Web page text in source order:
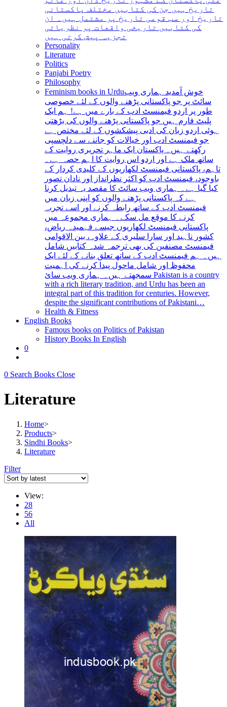
تاریخ ہیں جن کی کتابیں مختلف پاکستانی
تاریخ اور سب قومی تاریخ پر مشتمل ہیں۔ ان
کی کتابیں تاریخی واقعات پر نظریاتی
تجزیہ پیش کرتی ہیں
Personality
Literature
Politics
Panjabi Poetry
Philosophy
Feminism books in Urduخوش آمدید ہماری ویب
سائٹ پر جو پاکستانی پڑھنے والوں کے لئے خصوصی
طور پر اردو فیمنسٹ ادب کے بارے میں ہے! ہم ایک
پلیٹ فارم ہیں جو پاکستانی پڑھنے والوں کی بڑھتی
ہوئی اردو زبان کی ادبی پیشکشوں کے لئے مختص ہے
جو فیمنسٹ ادب اور خیالات کو جاننے سے دلچسپی
رکھتے ہیں۔ پاکستان ایک ماہر تحریری روایت کے
ساتھ ملک ہے اور اردو اس روایت کا اہم حصہ ہے۔
تاہم، پاکستانی فیمنسٹ لکھاریوں کے کلیدی کردار کے
باوجود، فیمنسٹ ادب کو اکثر نظرانداز اور نادان تصور
کیا گیا ہے۔ ہماری ویب سائٹ کا مقصد یہ تبدیل کرنا
ہے کہ پاکستانی پڑھنے والوں کو اپنی زبان میں
فیمنسٹ ادب کے ساتھ رابطہ کرنے اور اسے تجربہ
کرنے کا موقع مل سکے۔ ہماری مجموعہ میں
پاکستانی فیمنسٹ لکھاریوں جیسے فہمیدہ ریاض،
کشور ناہید اور سارا سلیری کے علاوہ، بین الاقوامی
فیمنسٹ مصنفین کی بھی ترجمہ شدہ کتابیں شامل
ہیں۔ ہم فیمنسٹ ادب کے ساتھ تعلق بنانے کے لئے ایک
محفوظ اور شامل ماحول پیدا کرنے کی اہمیت
سمجھتے ہیں۔ ہماری ویب سائ Pakistan is a country
with a rich literary tradition, and Urdu has been an
integral part of this tradition for centuries. However,
despite the significant contributions of Pakistani…
Health & Fitness
English Books
Famous books on Politics of Pakistan
History Books In English
0
search
0 Search Books Close
Literature
Home>
Products>
Sindhi Books>
Literature
Filter
View:
28
56
All